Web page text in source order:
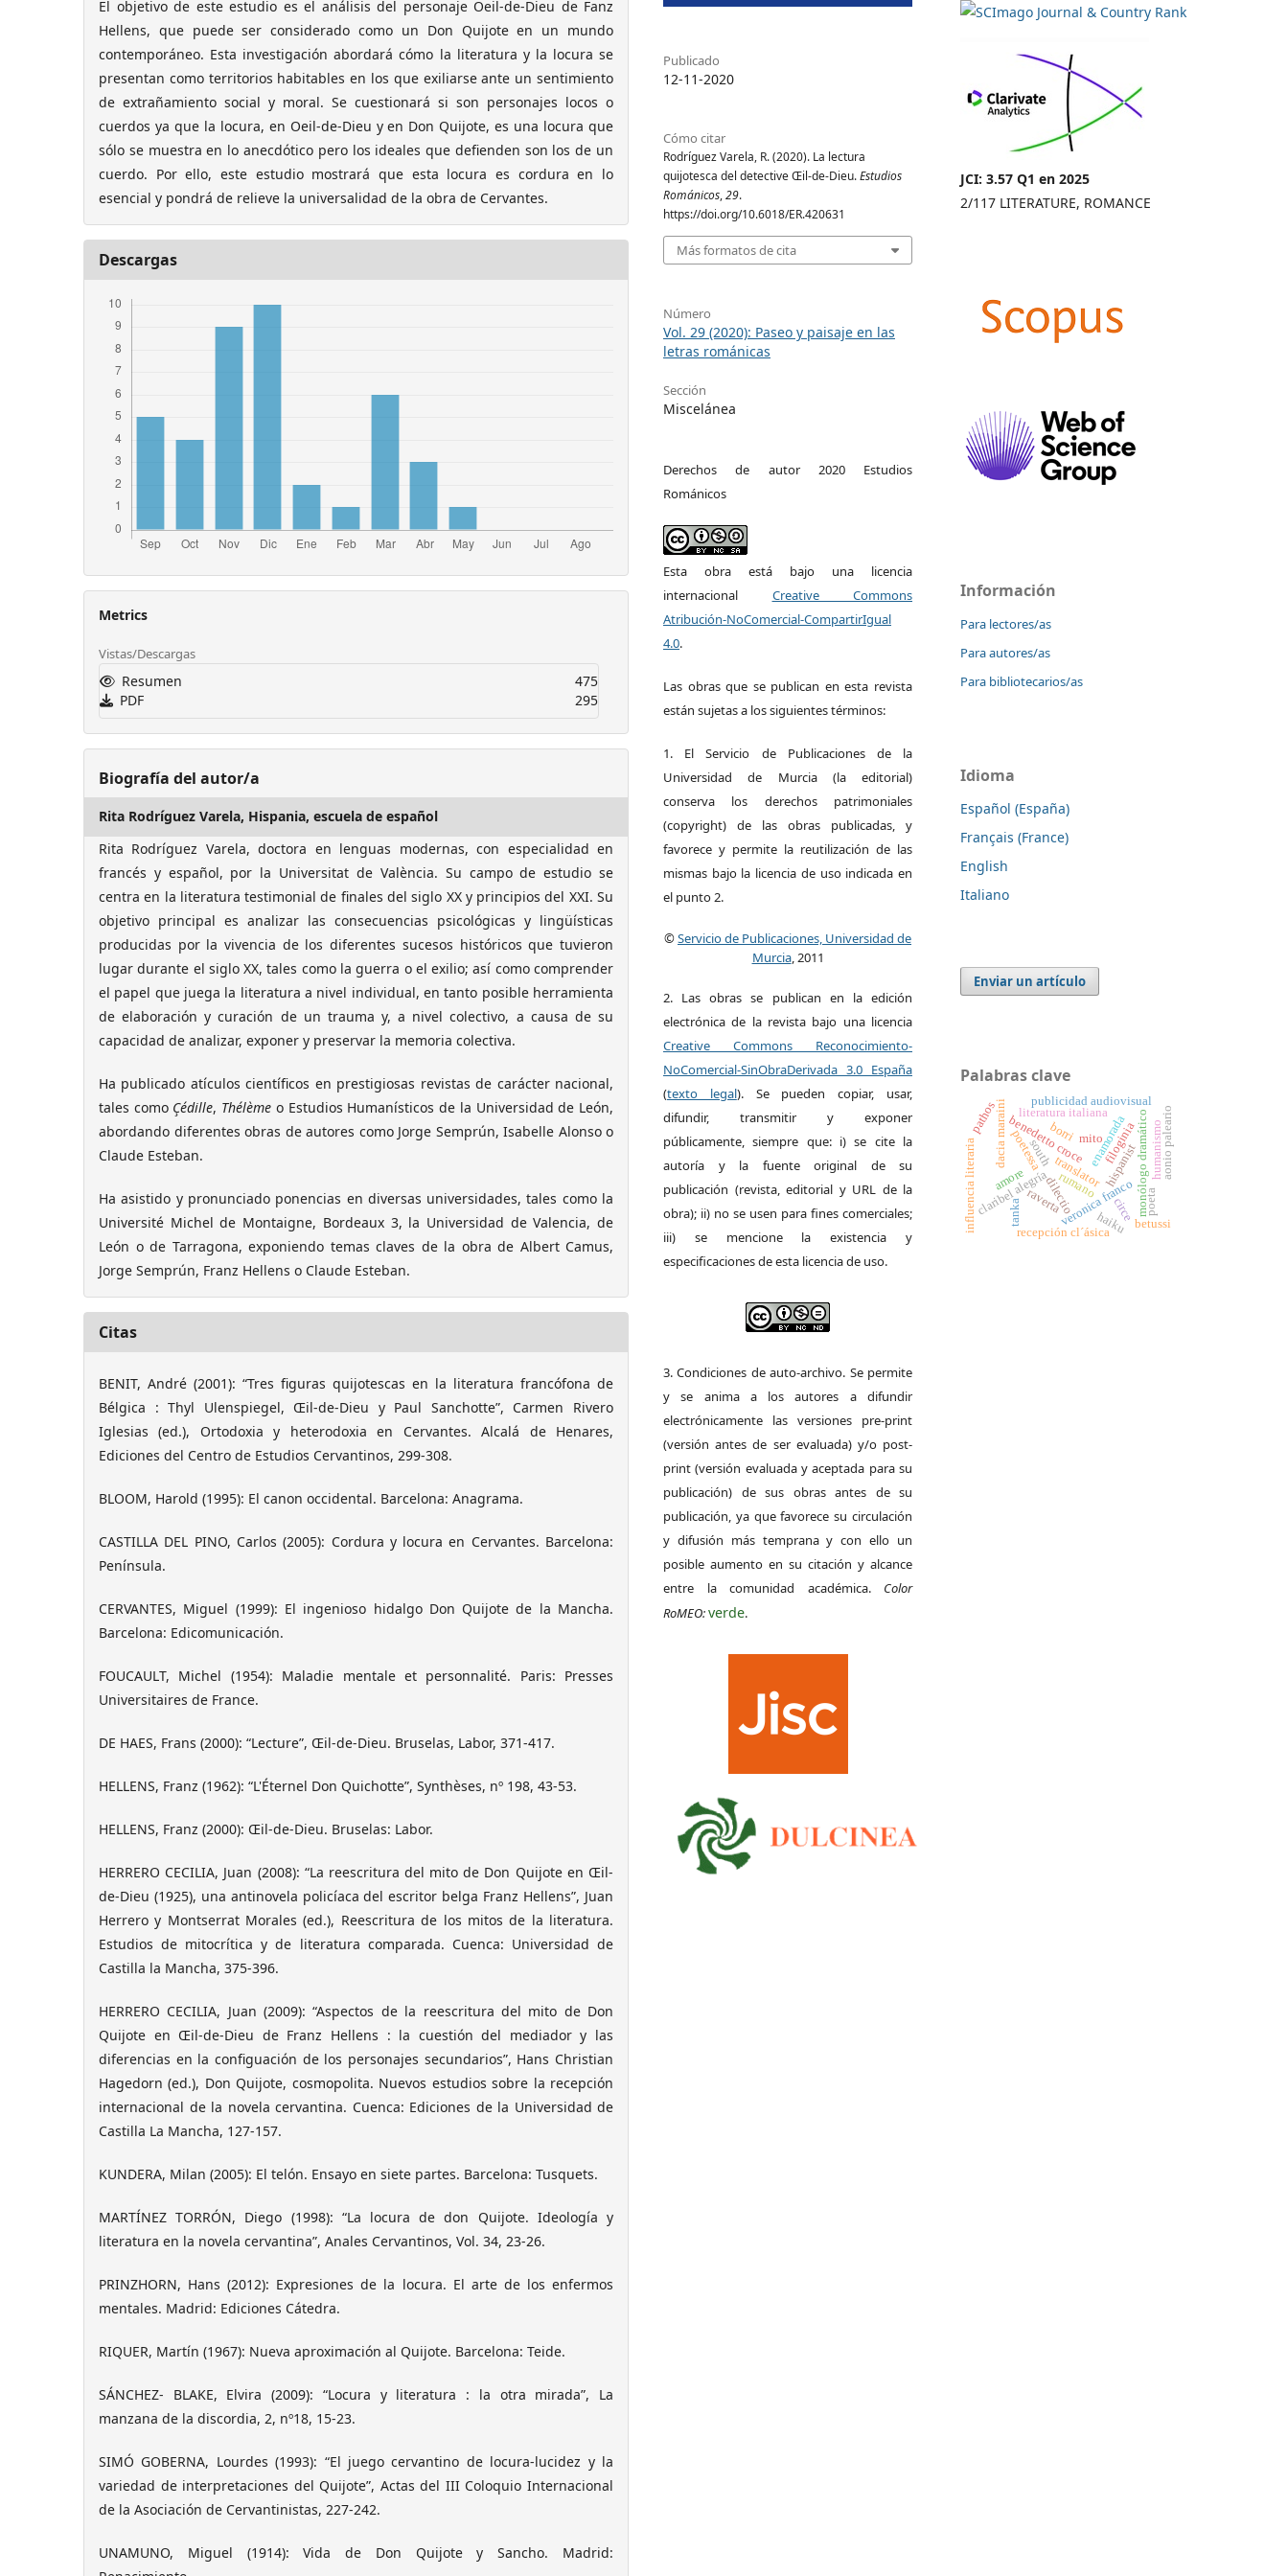
El objetivo de este estudio es el análisis del personaje Oeil-de-Dieu de Fanz
Hellens, que puede ser considerado como un Don Quijote en un mundo
contemporáneo. Esta investigación abordará cómo la literatura y la locura se
presentan como territorios habitables en los que exiliarse ante un sentimiento
de extrañamiento social y moral. Se cuestionará si son personajes locos o
cuerdos ya que la locura, en Oeil-de-Dieu y en Don Quijote, es una locura que
sólo se muestra en lo anecdótico pero los ideales que defienden son los de un
cuerdo. Por ello, este estudio mostrará que esta locura es cordura en lo
esencial y pondrá de relieve la universalidad de la obra de Cervantes.
Descargas
Metrics
Vistas/Descargas
Resumen
475
PDF
295
Biografía del autor/a
Rita Rodríguez Varela, Hispania, escuela de español
Rita Rodríguez Varela, doctora en lenguas modernas, con especialidad en
francés y español, por la Universitat de València. Su campo de estudio se
centra en la literatura testimonial de finales del siglo XX y principios del XXI. Su
objetivo principal es analizar las consecuencias psicológicas y lingüísticas
producidas por la vivencia de los diferentes sucesos históricos que tuvieron
lugar durante el siglo XX, tales como la guerra o el exilio; así como comprender
el papel que juega la literatura a nivel individual, en tanto posible herramienta
de elaboración y curación de un trauma y, a nivel colectivo, a causa de su
capacidad de analizar, exponer y preservar la memoria colectiva.
Ha publicado atículos científicos en prestigiosas revistas de carácter nacional,
tales como Çédille, Thélème o Estudios Humanísticos de la Universidad de León,
abordando diferentes obras de autores como Jorge Semprún, Isabelle Alonso o
Claude Esteban.
Ha asistido y pronunciado ponencias en diversas universidades, tales como la
Université Michel de Montaigne, Bordeaux 3, la Universidad de Valencia, de
León o de Tarragona, exponiendo temas claves de la obra de Albert Camus,
Jorge Semprún, Franz Hellens o Claude Esteban.
Citas
BENIT, André (2001): “Tres figuras quijotescas en la literatura francófona de
Bélgica : Thyl Ulenspiegel, Œil-de-Dieu y Paul Sanchotte”, Carmen Rivero
Iglesias (ed.), Ortodoxia y heterodoxia en Cervantes. Alcalá de Henares,
Ediciones del Centro de Estudios Cervantinos, 299-308.
BLOOM, Harold (1995): El canon occidental. Barcelona: Anagrama.
CASTILLA DEL PINO, Carlos (2005): Cordura y locura en Cervantes. Barcelona:
Península.
CERVANTES, Miguel (1999): El ingenioso hidalgo Don Quijote de la Mancha.
Barcelona: Edicomunicación.
FOUCAULT, Michel (1954): Maladie mentale et personnalité. Paris: Presses
Universitaires de France.
DE HAES, Frans (2000): “Lecture”, Œil-de-Dieu. Bruselas, Labor, 371-417.
HELLENS, Franz (1962): “L'Éternel Don Quichotte”, Synthèses, nº 198, 43-53.
HELLENS, Franz (2000): Œil-de-Dieu. Bruselas: Labor.
HERRERO CECILIA, Juan (2008): “La reescritura del mito de Don Quijote en Œil-
de-Dieu (1925), una antinovela policíaca del escritor belga Franz Hellens”, Juan
Herrero y Montserrat Morales (ed.), Reescritura de los mitos de la literatura.
Estudios de mitocrítica y de literatura comparada. Cuenca: Universidad de
Castilla la Mancha, 375-396.
HERRERO CECILIA, Juan (2009): “Aspectos de la reescritura del mito de Don
Quijote en Œil-de-Dieu de Franz Hellens : la cuestión del mediador y las
diferencias en la configuación de los personajes secundarios”, Hans Christian
Hagedorn (ed.), Don Quijote, cosmopolita. Nuevos estudios sobre la recepción
internacional de la novela cervantina. Cuenca: Ediciones de la Universidad de
Castilla La Mancha, 127-157.
KUNDERA, Milan (2005): El telón. Ensayo en siete partes. Barcelona: Tusquets.
MARTÍNEZ TORRÓN, Diego (1998): “La locura de don Quijote. Ideología y
literatura en la novela cervantina”, Anales Cervantinos, Vol. 34, 23-26.
PRINZHORN, Hans (2012): Expresiones de la locura. El arte de los enfermos
mentales. Madrid: Ediciones Cátedra.
RIQUER, Martín (1967): Nueva aproximación al Quijote. Barcelona: Teide.
SÁNCHEZ- BLAKE, Elvira (2009): “Locura y literatura : la otra mirada”, La
manzana de la discordia, 2, nº18, 15-23.
SIMÓ GOBERNA, Lourdes (1993): “El juego cervantino de locura-lucidez y la
variedad de interpretaciones del Quijote”, Actas del III Coloquio Internacional
de la Asociación de Cervantinistas, 227-242.
UNAMUNO, Miguel (1914): Vida de Don Quijote y Sancho. Madrid:
Publicado
12-11-2020
Cómo citar
Rodríguez Varela, R. (2020). La lectura
quijotesca del detective Œil-de-Dieu.Estudios
Románicos,29.
https://doi.org/10.6018/ER.420631
Más formatos de cita
Número
Vol. 29 (2020): Paseo y paisaje en las
letras románicas
Sección
Miscelánea
Derechos de autor 2020 Estudios
Románicos
Esta obra está bajo una licencia
internacional Creative Commons
Atribución-NoComercial-CompartirIgual
4.0.
Las obras que se publican en esta revista
están sujetas a los siguientes términos:
1. El Servicio de Publicaciones de la
Universidad de Murcia (la editorial)
conserva los derechos patrimoniales
(copyright) de las obras publicadas, y
favorece y permite la reutilización de las
mismas bajo la licencia de uso indicada en
el punto 2.
©Servicio de Publicaciones, Universidad de
Murcia, 2011
2. Las obras se publican en la edición
electrónica de la revista bajo una licencia
Creative Commons Reconocimiento-
NoComercial-SinObraDerivada 3.0 España
(texto legal). Se pueden copiar, usar,
difundir, transmitir y exponer
públicamente, siempre que: i) se cite la
autoría y la fuente original de su
publicación (revista, editorial y URL de la
obra); ii) no se usen para fines comerciales;
iii) se mencione la existencia y
especificaciones de esta licencia de uso.
3. Condiciones de auto-archivo. Se permite
y se anima a los autores a difundir
electrónicamente las versiones pre-print
(versión antes de ser evaluada) y/o post-
print (versión evaluada y aceptada para su
publicación) de sus obras antes de su
publicación, ya que favorece su circulación
y difusión más temprana y con ello un
posible aumento en su citación y alcance
entre la comunidad académica. Color
RoMEO:verde.
JCI: 3.57 Q1 en 2025
2/117 LITERATURE, ROMANCE
Información
Para lectores/as
Para autores/as
Para bibliotecarios/as
Idioma
Español (España)
Français (France)
English
Italiano
Enviar un artículo
Palabras clave
dilectioveronica franco
claribel alegría monólogo dramático
enamorada
recepción cl´ásica
mito
benedetto croce
dacia maraini literatura italiana
publicidad audiovisual
rumano
south
translatorhispanist humanismo
circe
borri
poetessa
poeta
filoginia
raverta
betussi
influencia literaria tanka haiku
aonio paleario
amore
pathos